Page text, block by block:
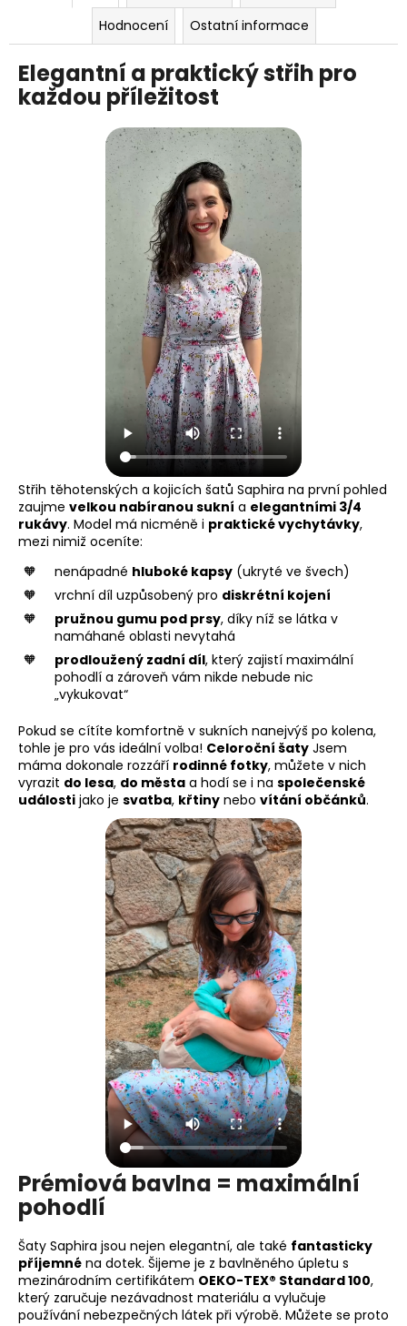
Hodnocení
Ostatní informace
Elegantní a praktický střih pro
každou příležitost
Střih těhotenských a kojicích šatů Saphira na první pohled
zaujme velkou nabíranou sukní a elegantními 3/4
rukávy. Model má nicméně i praktické vychytávky,
mezi nimiž oceníte:
nenápadné hluboké kapsy (ukryté ve švech)
vrchní díl uzpůsobený pro diskrétní kojení
pružnou gumu pod prsy, díky níž se látka v
namáhané oblasti nevytahá
prodloužený zadní díl, který zajistí maximální
pohodlí a zároveň vám nikde nebude nic
„vykukovat“
Pokud se cítíte komfortně v sukních nanejvýš po kolena,
tohle je pro vás ideální volba! Celoroční šaty Jsem
máma dokonale rozzáří rodinné fotky, můžete v nich
vyrazit do lesa, do města a hodí se i na společenské
události jako je svatba, křtiny nebo vítání občánků.
Prémiová bavlna = maximální
pohodlí
Šaty Saphira jsou nejen elegantní, ale také fantasticky
příjemné na dotek. Šijeme je z bavlněného úpletu s
mezinárodním certifikátem OEKO-TEX® Standard 100,
který zaručuje nezávadnost materiálu a vylučuje
používání nebezpečných látek při výrobě. Můžete se proto